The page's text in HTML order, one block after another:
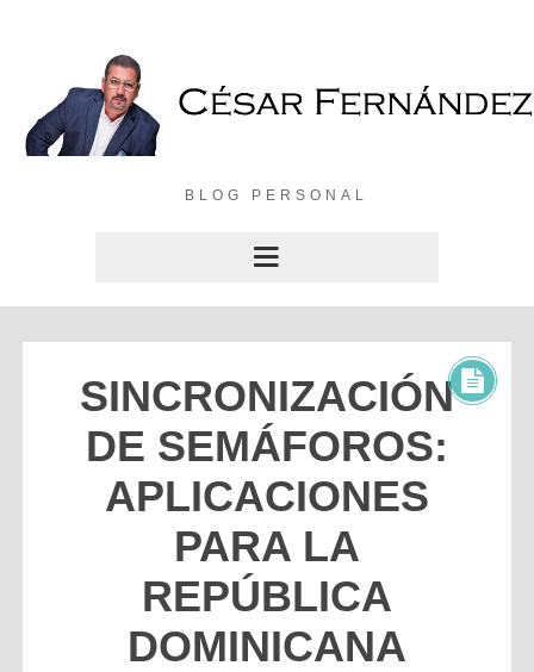
BLOG PERSONAL
SINCRONIZACIÓN
DE SEMÁFOROS:
APLICACIONES
PARA LA
REPÚBLICA
DOMINICANA